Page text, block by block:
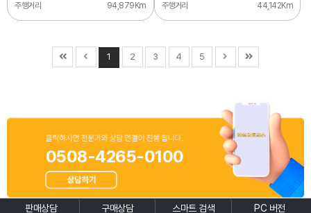
주행거리
94,879Km
주행거리
44,142Km
1 2 3 4 5
0508-4265-0100
판매상담 구매상담 스마트 검색 PC 버전